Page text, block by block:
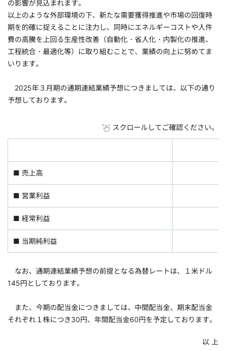
の影響が見込まれます。
以上のような外部環境の下、新たな需要獲得推進や市場の回復時
期を的確に捉えることに注力し、同時にエネルギーコストや人件
費の高騰を上回る生産性改善（自動化・省人化・内製化の推進、
工程統合・最適化等）に取り組むことで、業績の向上に努めてま
いります。
2025年３月期の通期連結業績予想につきましては、以下の通り
予想しております。
スクロールしてご確認ください。
■ 売上高
■ 営業利益
■ 経常利益
■ 当期純利益
なお、通期連結業績予想の前提となる為替レートは、１米ドル
145円としております。
また、今期の配当金につきましては、中間配当金、期末配当金
それぞれ１株につき30円、年間配当金60円を予定しております。
以 上